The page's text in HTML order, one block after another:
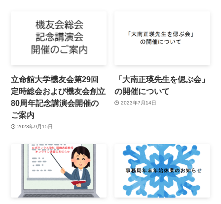
立命館大学機友会第29回
定時総会および機友会創立
80周年記念講演会開催の
ご案内
2023年9月15日
「大南正瑛先生を偲ぶ会」
の開催について
2023年7月14日